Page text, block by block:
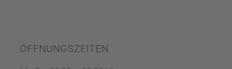
ÖFFNUNGS­ZEI­TEN